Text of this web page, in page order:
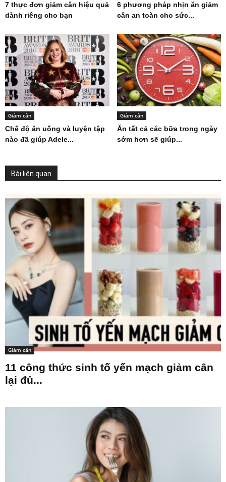
7 thực đơn giảm cân hiệu quả
dành riêng cho bạn
6 phương pháp nhịn ăn giảm
cân an toàn cho sức...
Giảm cân
Chế độ ăn uống và luyện tập
nào đã giúp Adele...
Giảm cân
Ăn tất cả các bữa trong ngày
sớm hơn sẽ giúp...
Bài liên quan
Giảm cân
11 công thức sinh tố yến mạch giảm cân
lại đủ...